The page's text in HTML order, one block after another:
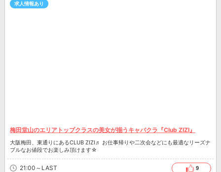
求人情報あり
梅田堂山のエリアトップクラスの美女が揃うキャバクラ『Club ZIZI』
大阪梅田、東通りにあるCLUB ZIZI♬ お仕事帰りや二次会などにも最適なリーズナ
ブルなお値段でお楽しみ頂けます☆
21:00～LAST
9